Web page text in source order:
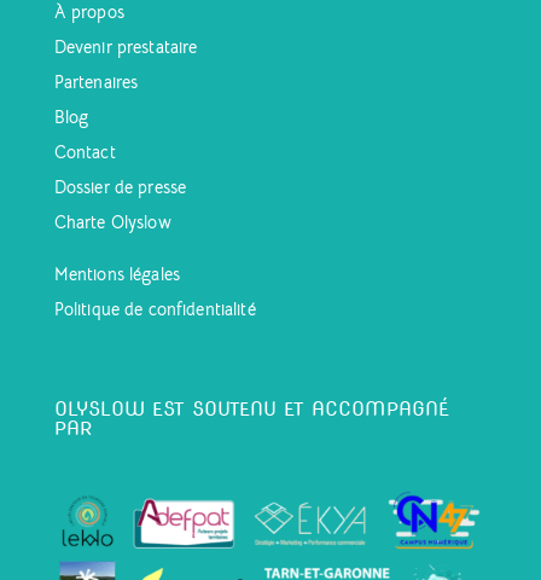
À propos
Devenir prestataire
Partenaires
Blog
Contact
Dossier de presse
Charte Olyslow
Mentions légales
Politique de confidentialité
OLYSLOW EST SOUTENU ET ACCOMPAGNÉ
PAR